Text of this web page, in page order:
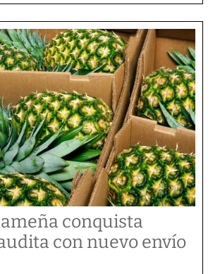
conquista
con nuevo envío